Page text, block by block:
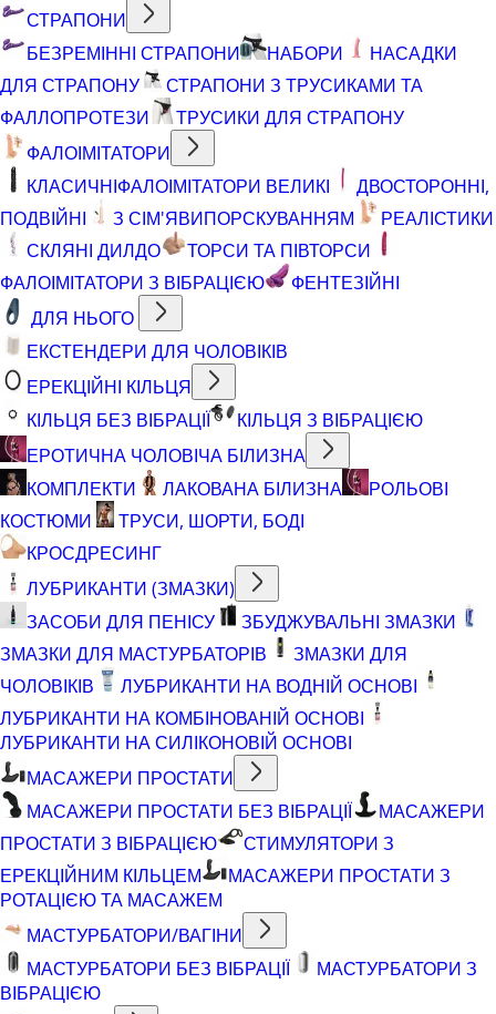
СТРАПОНИ
БЕЗРЕМІННІ СТРАПОНИ
НАБОРИ
НАСАДКИ
ДЛЯ СТРАПОНУ
СТРАПОНИ З ТРУСИКАМИ ТА
ФАЛЛОПРОТЕЗИ
ТРУСИКИ ДЛЯ СТРАПОНУ
ФАЛОІМІТАТОРИ
КЛАСИЧНІФАЛОІМІТАТОРИ ВЕЛИКІ
ДВОСТОРОННІ,
ПОДВІЙНІ
З СІМ'ЯВИПОРСКУВАННЯМ
РЕАЛІСТИКИ
СКЛЯНІ ДИЛДО
ТОРСИ ТА ПІВТОРСИ
ФАЛОІМІТАТОРИ З ВІБРАЦІЄЮ
ФЕНТЕЗІЙНІ
ДЛЯ НЬОГО
ЕКСТЕНДЕРИ ДЛЯ ЧОЛОВІКІВ
ЕРЕКЦІЙНІ КІЛЬЦЯ
КІЛЬЦЯ БЕЗ ВІБРАЦІЇ
КІЛЬЦЯ З ВІБРАЦІЄЮ
ЕРОТИЧНА ЧОЛОВІЧА БІЛИЗНА
КОМПЛЕКТИ
ЛАКОВАНА БІЛИЗНА
РОЛЬОВІ
КОСТЮМИ
ТРУСИ, ШОРТИ, БОДІ
КРОСДРЕСИНГ
ЛУБРИКАНТИ (ЗМАЗКИ)
ЗАСОБИ ДЛЯ ПЕНІСУ
ЗБУДЖУВАЛЬНІ ЗМАЗКИ
ЗМАЗКИ ДЛЯ МАСТУРБАТОРІВ
ЗМАЗКИ ДЛЯ
ЧОЛОВІКІВ
ЛУБРИКАНТИ НА ВОДНІЙ ОСНОВІ
ЛУБРИКАНТИ НА КОМБІНОВАНІЙ ОСНОВІ
ЛУБРИКАНТИ НА СИЛІКОНОВІЙ ОСНОВІ
МАСАЖЕРИ ПРОСТАТИ
МАСАЖЕРИ ПРОСТАТИ БЕЗ ВІБРАЦІЇ
МАСАЖЕРИ
ПРОСТАТИ З ВІБРАЦІЄЮ
СТИМУЛЯТОРИ З
ЕРЕКЦІЙНИМ КІЛЬЦЕМ
МАСАЖЕРИ ПРОСТАТИ З
РОТАЦІЄЮ ТА МАСАЖЕМ
МАСТУРБАТОРИ/ВАГІНИ
МАСТУРБАТОРИ БЕЗ ВІБРАЦІЇ
МАСТУРБАТОРИ З
ВІБРАЦІЄЮ